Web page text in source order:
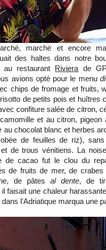
marché et encore
des haltes dans notre
au restaurant Riviera de
avions opté pour le menu
chips de fromage et fruits,
de petits pois et huîtres
confiture salée de citron,
et au citron,
au chocolat blanc et herbes
de feuilles de riz),
de trous vénitiens. La
de cacao fut le clou du
de fruits de mer, de
de pâtes al dente, de
faisait une chaleur
dans l'Adriatique marqua une